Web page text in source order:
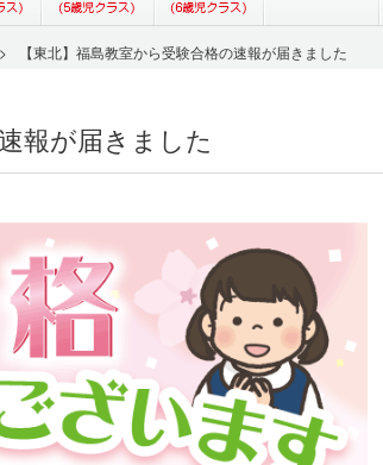
【東北】福島教室から受験合格の速報が届きました
報が届きました